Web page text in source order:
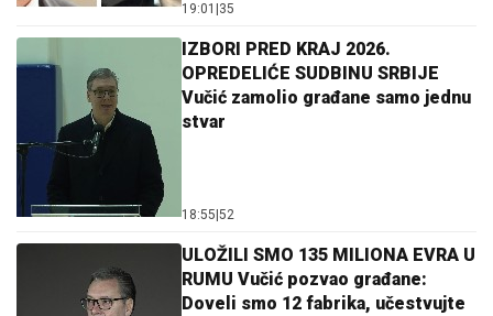
19:01 35
IZBORI PRED KRAJ 2026.
OPREDELIĆE SUDBINU SRBIJE
Vučić zamolio građane samo jednu
stvar
18:55 52
ULOŽILI SMO 135 MILIONA EVRA U
RUMU Vučić pozvao građane:
Doveli smo 12 fabrika, učestvujte